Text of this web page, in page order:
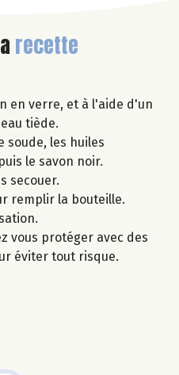
recette
en verre, et à l'aide d'un
tiède.
soude, les huiles
le savon noir.
secouer.
remplir la bouteille.
vous protéger avec des
éviter tout risque.